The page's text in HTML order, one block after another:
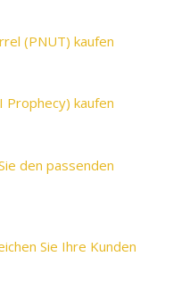
(PNUT) kaufen
Prophecy) kaufen
den passenden
Sie Ihre Kunden